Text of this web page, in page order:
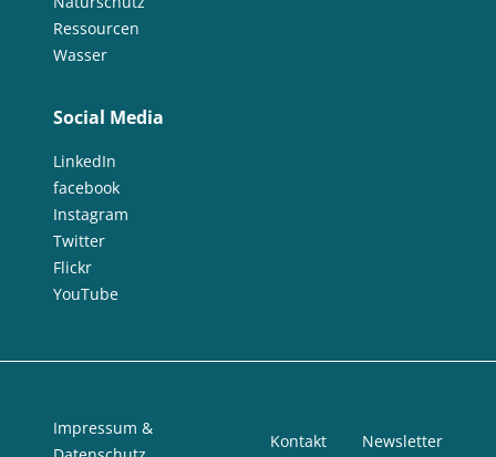
Ressourcen
Wasser
Social Media
LinkedIn
facebook
Instagram
Twitter
Flickr
YouTube
Impressum &
Kontakt Newsletter